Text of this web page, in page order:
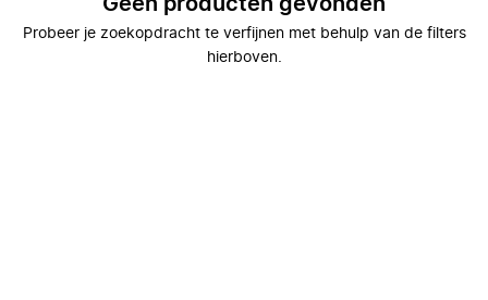
Geen producten gevonden
Probeer je zoekopdracht te verfijnen met behulp van de filters
hierboven.